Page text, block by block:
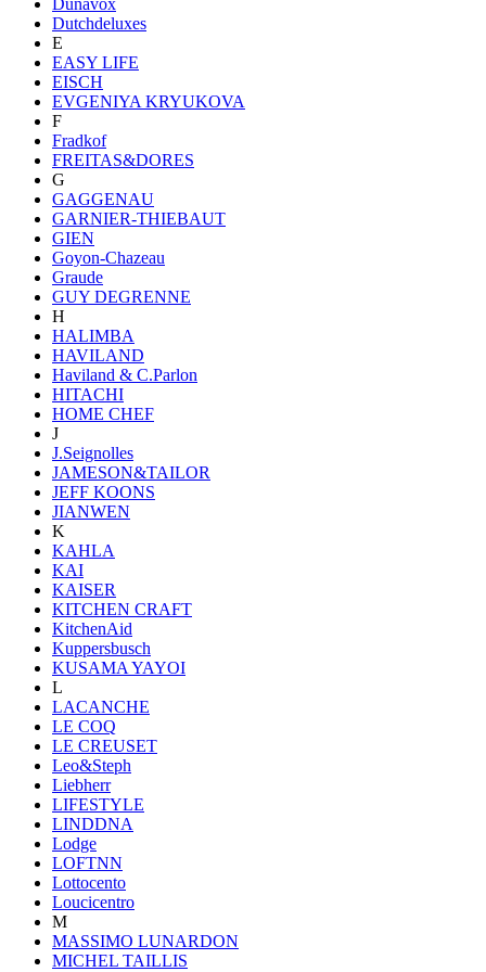
Dutchdeluxes
E
EASY LIFE
EISCH
EVGENIYA KRYUKOVA
F
Fradkof
FREITAS&DORES
G
GAGGENAU
GARNIER-THIEBAUT
GIEN
Goyon-Chazeau
Graude
GUY DEGRENNE
H
HALIMBA
HAVILAND
Haviland & C.Parlon
HITACHI
HOME CHEF
J
J.Seignolles
JAMESON&TAILOR
JEFF KOONS
JIANWEN
K
KAHLA
KAI
KAISER
KITCHEN CRAFT
KitchenAid
Kuppersbusch
KUSAMA YAYOI
L
LACANCHE
LE COQ
LE CREUSET
Leo&Steph
Liebherr
LIFESTYLE
LINDDNA
Lodge
LOFTNN
Lottocento
Loucicentro
M
MASSIMO LUNARDON
MICHEL TAILLIS